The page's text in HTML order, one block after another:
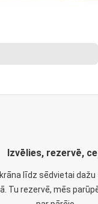
Izvēlies, rezervē,
līdz sēdvietai
Tu rezervē, mēs